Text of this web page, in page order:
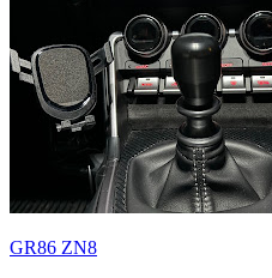
GR86 ZN8